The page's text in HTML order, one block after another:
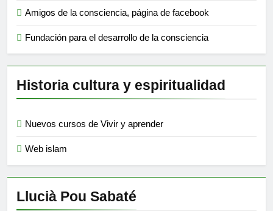
Amigos de la consciencia, página de facebook
Fundación para el desarrollo de la consciencia
Historia cultura y espiritualidad
Nuevos cursos de Vivir y aprender
Web islam
Llucià Pou Sabaté